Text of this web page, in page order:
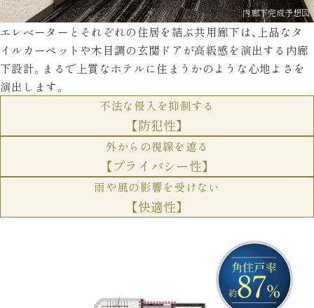
内廊下完成予想図
エレベーターとそれぞれの住居を結ぶ共用廊下は、上品なタ
イルカーペットや木目調の玄関ドアが高級感を演出する内廊
下設計。まるで上質なホテルに住まうかのような心地よさを
演出します。
不法な侵入を抑制する
【防犯性】
外からの視線を遮る
【プライバシー性】
雨や風の影響を受けない
【快適性】